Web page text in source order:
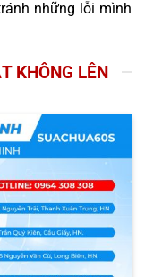
những lỗi mình
KHÔNG LÊN